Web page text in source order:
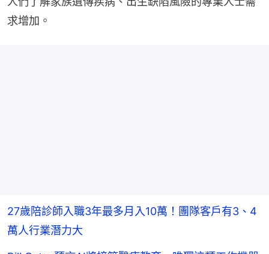
求增加。
27歲陪診師入職3年最多月入10萬！團隊客戶有3、4
萬人行業潛力大